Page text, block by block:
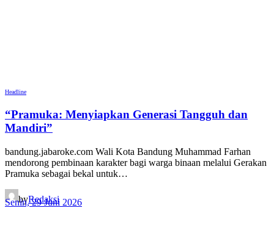
Headline
“Pramuka: Menyiapkan Generasi Tangguh dan
Mandiri”
bandung.jabaroke.com Wali Kota Bandung Muhammad Farhan
mendorong pembinaan karakter bagi warga binaan melalui Gerakan
Pramuka sebagai bekal untuk…
byRedaksi
Senin, 29 Juni 2026